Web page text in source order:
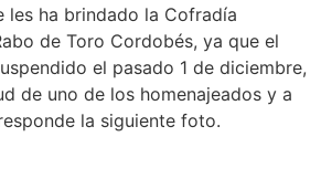
les ha brindado la Cofradía
de Toro Cordobés, ya que el
el pasado 1 de diciembre,
de uno de los homenajeados y a
la siguiente foto.